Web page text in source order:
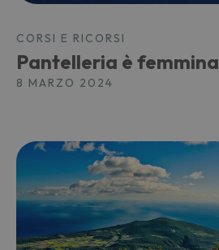
CORSI E RICORSI
Pantelleria è femmina
8 MARZO 2024